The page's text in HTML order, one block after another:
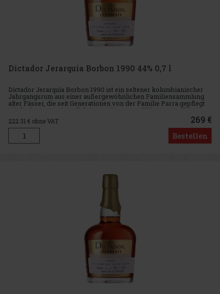
Dictador Jerarquia Borbon 1990 44% 0,7 l
Dictador Jerarquía Borbon 1990 ist ein seltener kolumbianischer
Jahrgangsrum aus einer außergewöhnlichen Familiensammlung
alter Fässer, die seit Generationen von der Familie Parra gepflegt
wird. Die Jerarquía-Kollektion umfasst sorgfältig ausgewählte
222.31 € ohne VAT 269 €
Bestellen